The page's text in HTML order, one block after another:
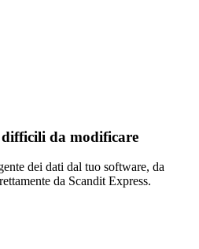
difficili da modificare
dei dati dal tuo software, da
da Scandit Express.